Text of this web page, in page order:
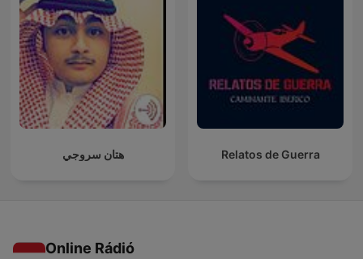
هتان سروجي Relatos de Guerra
Online Rádió